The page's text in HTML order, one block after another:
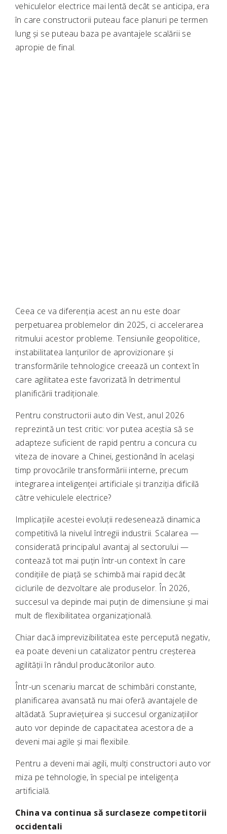
vehiculelor electrice mai lentă decât se anticipa, era
în care constructorii puteau face planuri pe termen
lung și se puteau baza pe avantajele scalării se
apropie de final.
Ceea ce va diferenția acest an nu este doar
perpetuarea problemelor din 2025, ci accelerarea
ritmului acestor probleme. Tensiunile geopolitice,
instabilitatea lanțurilor de aprovizionare și
transformările tehnologice creează un context în
care agilitatea este favorizată în detrimentul
planificării tradiționale.
Pentru constructorii auto din Vest, anul 2026
reprezintă un test critic: vor putea aceștia să se
adapteze suficient de rapid pentru a concura cu
viteza de inovare a Chinei, gestionând în același
timp provocările transformării interne, precum
integrarea inteligenței artificiale și tranziția dificilă
către vehiculele electrice?
Implicațiile acestei evoluții redesenează dinamica
competitivă la nivelul întregii industrii. Scalarea —
considerată principalul avantaj al sectorului —
contează tot mai puțin într-un context în care
condițiile de piață se schimbă mai rapid decât
ciclurile de dezvoltare ale produselor. În 2026,
succesul va depinde mai puțin de dimensiune și mai
mult de flexibilitatea organizațională.
Chiar dacă imprevizibilitatea este percepută negativ,
ea poate deveni un catalizator pentru creșterea
agilității în rândul producătorilor auto.
Într-un scenariu marcat de schimbări constante,
planificarea avansată nu mai oferă avantajele de
altădată. Supraviețuirea și succesul organizațiilor
auto vor depinde de capacitatea acestora de a
deveni mai agile și mai flexibile.
Pentru a deveni mai agili, mulți constructori auto vor
miza pe tehnologie, în special pe inteligența
artificială.
China va continua să surclaseze competitorii
occidentali